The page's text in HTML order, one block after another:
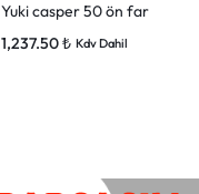
Yuki casper 50 ön far
1,237.50₺ Kdv Dahil